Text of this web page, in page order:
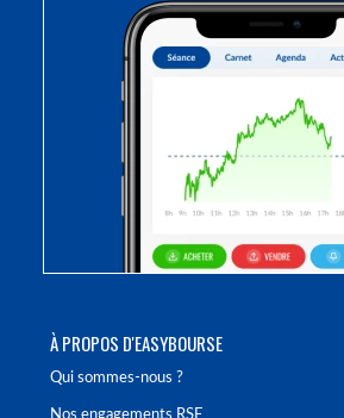
À PROPOS D'EASYBOURSE
Qui sommes-nous ?